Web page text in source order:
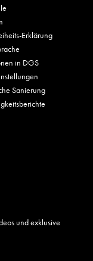
Erklärung
in DGS
Sanierung
und exklusive